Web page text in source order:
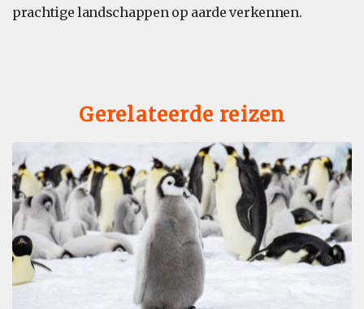
prachtige landschappen op aarde verkennen.
Gerelateerde reizen